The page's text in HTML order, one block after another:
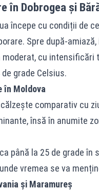
în Dobrogea și
începe cu condiții de
Spre după-
cu
grade Celsius.
în Moldova
comparativ cu
însă în anumite
până la 25 de grade în
vremea se va
și Maramureș